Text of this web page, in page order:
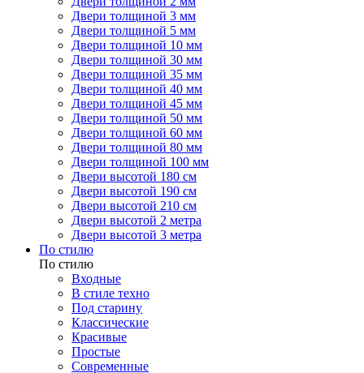
Двери толщиной 3 мм
Двери толщиной 5 мм
Двери толщиной 10 мм
Двери толщиной 30 мм
Двери толщиной 35 мм
Двери толщиной 40 мм
Двери толщиной 45 мм
Двери толщиной 50 мм
Двери толщиной 60 мм
Двери толщиной 80 мм
Двери толщиной 100 мм
Двери высотой 180 см
Двери высотой 190 см
Двери высотой 210 см
Двери высотой 2 метра
Двери высотой 3 метра
По стилю
По стилю
Входные
В стиле техно
Под старину
Классические
Красивые
Простые
Современные